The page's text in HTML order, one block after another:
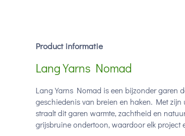
Product informatie
Lang Yarns Nomad
Lang Yarns Nomad is een bijzonder garen
geschiedenis van breien en haken. Met zijn
straalt dit garen warmte, zachtheid en
grijsbruine ondertoon, waardoor elk project